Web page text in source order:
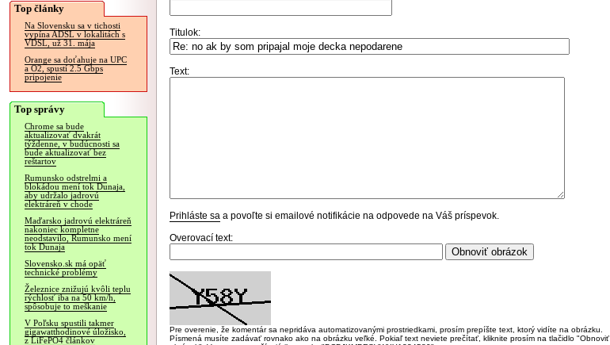
Top články
Na Slovensku sa v tichosti
vypína ADSL v lokalitách s
VDSL, už 31. mája
Orange sa doťahuje na UPC
a O2, spustí 2.5 Gbps
pripojenie
Top správy
Chrome sa bude
aktualizovať dvakrát
týždenne, v budúcnosti sa
bude aktualizovať bez
reštartov
Rumunsko odstrelmi a
blokádou mení tok Dunaja,
aby udržalo jadrovú
elektráreň v chode
Maďarsko jadrovú elektráreň
nakoniec kompletne
neodstavilo, Rumunsko mení
tok Dunaja
Slovensko.sk má opäť
technické problémy
Železnice znižujú kvôli teplu
rýchlosť iba na 50 km/h,
spôsobuje to meškanie
V Poľsku spustili takmer
gigawatthodinové úložisko,
z LiFePO4 článkov
Titulok:
Text:
Prihláste sa a povoľte si emailové notifikácie na odpovede na Váš príspevok.
Overovací text:
Pre overenie, že komentár sa nepridáva automatizovanými prostriedkami, prosím prepíšte text, ktorý vidíte na obrázku.
Písmená musíte zadávať rovnako ako na obrázku veľké. Pokiaľ text neviete prečítať, kliknite prosím na tlačidlo "Obnoviť